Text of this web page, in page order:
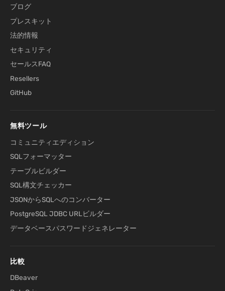
ブログ
プレスキット
法的情報
セキュリティ
セールスFAQ
Resellers
GitHub
無料ツール
コミュニティエディション
SQLフォーマッター
テーブルビルダー
SQL構文チェッカー
JSONからSQLへのコンバーター
PostgreSQL JDBC URLビルダー
データベースパスワードジェネレーター
比較
DBeaver